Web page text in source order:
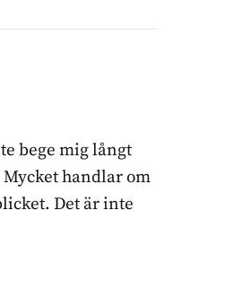
bege mig långt
handlar om
Det är inte